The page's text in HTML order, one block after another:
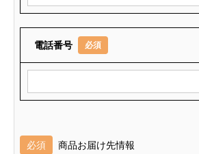
電話番号 必須
必須 商品お届け先情報